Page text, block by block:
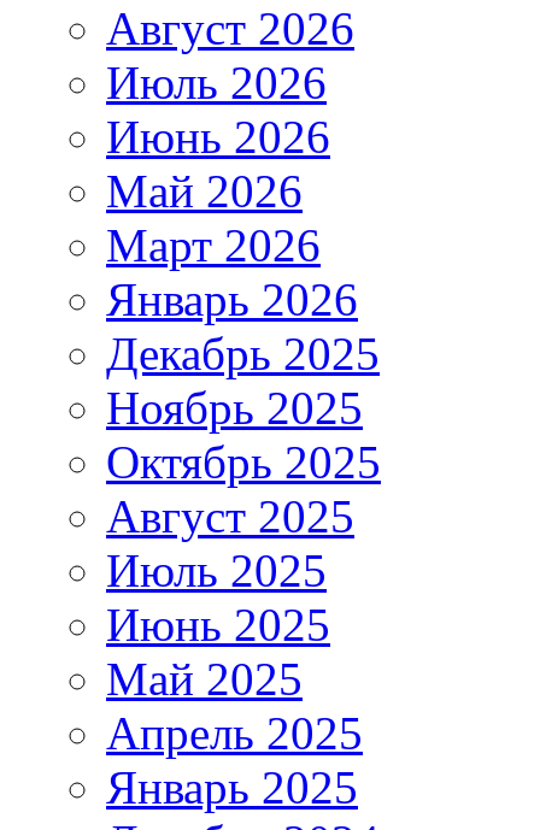
Август 2026
Июль 2026
Июнь 2026
Май 2026
Март 2026
Январь 2026
Декабрь 2025
Ноябрь 2025
Октябрь 2025
Август 2025
Июль 2025
Июнь 2025
Май 2025
Апрель 2025
Январь 2025